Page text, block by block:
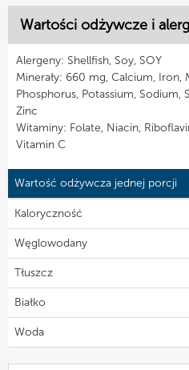
Wartości odżywcze i
Alergeny: Shellfish, Soy, SOY
Minerały: 660 mg, Calcium, Iron,
Phosphorus, Potassium,
Zinc
Witaminy: Folate, Niacin,
Vitamin C
Wartość odżywcza jednej porcji
Kaloryczność
Węglowodany
Tłuszcz
Białko
Woda